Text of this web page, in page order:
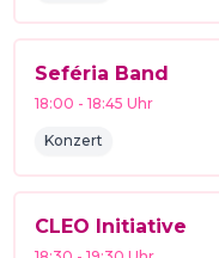
Seféria Band
18:00 -18:45 Uhr
Konzert
CLEO Initiative